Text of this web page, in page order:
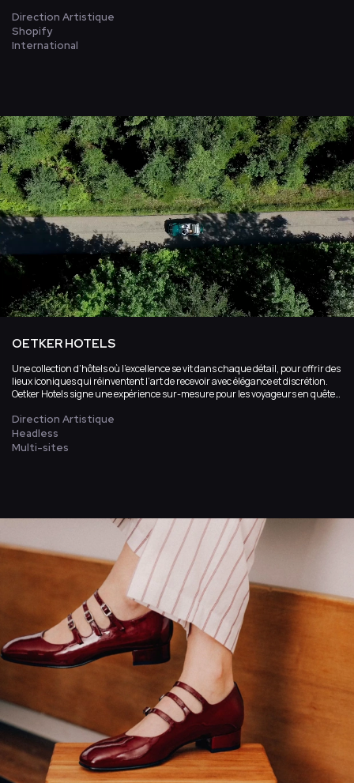
Direction Artistique
Shopify
International
OETKER HOTELS
Une collection d’hôtels où l’excellence se vit dans chaque détail, pour offrir des
lieux iconiques qui réinventent l’art de recevoir avec élégance et discrétion.
Oetker Hotels signe une expérience sur-mesure pour les voyageurs en quête
Direction Artistique
Headless
Multi-sites